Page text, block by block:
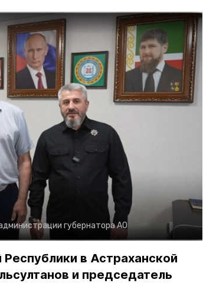
губернатора АО
в Астраханской
и председатель